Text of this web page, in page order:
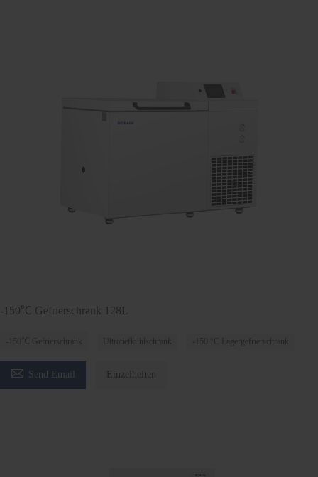
-150℃ Gefrierschrank 128L
-150℃ Gefrierschrank Ultratiefkühlschrank -150 °C Lagergefrierschrank
 Send Email Einzelheiten